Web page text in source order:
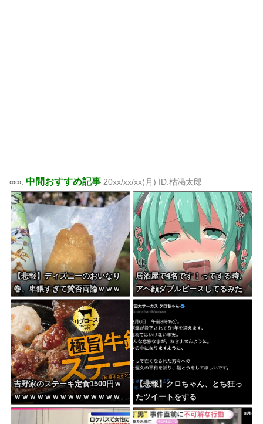
∞∞: 中間おすすめ記事 20xx/xx/xx(月) ID:枯渇太郎
【悲報】ディズニーのおいなり
巻、卑猥すぎて賛否両論ｗｗｗ
ｗｗｗｗｗ
居酒屋で4名です！ってする時、
アヘ顔ダブルピースしてるみた
いになるの恥ずかしいんやが
吉野家のステーキ定食1500円ｗ
ｗｗｗｗｗｗｗｗｗｗｗｗｗｗ
ｗｗｗｗ
【悲報】クロちゃん、とち狂っ
たツイートをする